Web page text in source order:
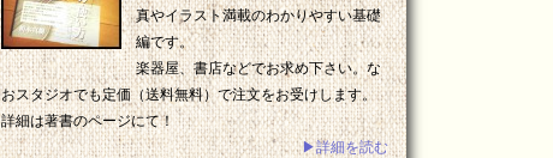
真やイラスト満載のわかりやすい基礎
編です。
楽器屋、書店などでお求め下さい。な
おスタジオでも定価（送料無料）で注文をお受けします。
詳細は著書のページにて！
▶詳細を読む